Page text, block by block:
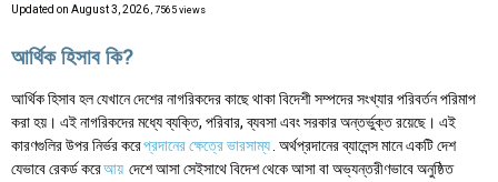
Updated on August 3, 2026 , 7565 views
আর্থিক হিসাব কি?
আর্থিক হিসাব হল যেখানে দেশের নাগরিকদের কাছে থাকা বিদেশী সম্পদের সংখ্যার পরিবর্তন পরিমাপ
করা হয়। এই নাগরিকদের মধ্যে ব্যক্তি, পরিবার, ব্যবসা এবং সরকার অন্তর্ভুক্ত রয়েছে। এই
কারণগুলির উপর নির্ভর করেপ্রদানের ক্ষেত্রে ভারসাম্য . অর্থপ্রদানের ব্যালেন্স মানে একটি দেশ
যেভাবে রেকর্ড করেআয় দেশে আসা সেইসাথে বিদেশ থেকে আসা বা অভ্যন্তরীণভাবে অনুষ্ঠিত